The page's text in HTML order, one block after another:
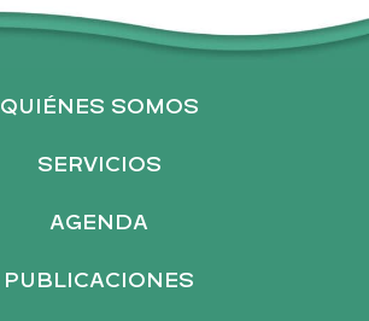
QUIÉNES SOMOS
SERVICIOS
AGENDA
PUBLICACIONES